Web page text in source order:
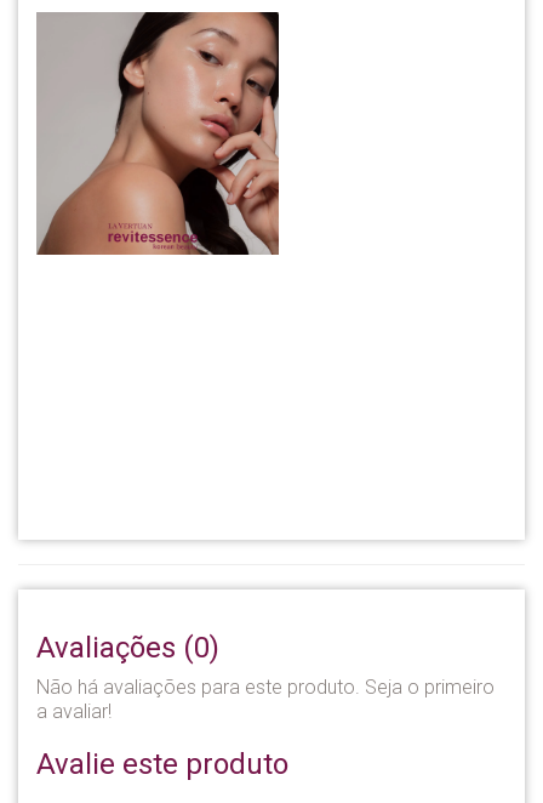
Avaliações (0)
Não há avaliações para este produto. Seja o primeiro
a avaliar!
Avalie este produto